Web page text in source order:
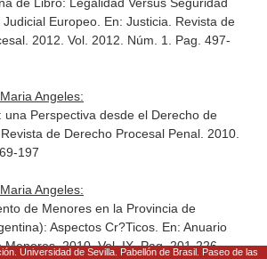
Europeo. En: Justicia. Revista de
. 2012. Vol. 2012. Núm. 1. Pag. 497-
Angeles:
una Perspectiva desde el Derecho de
de Derecho Procesal Penal. 2010.
197
Angeles:
de Menores en la Provincia de
Aspectos Cr?Ticos. En: Anuario
Menores. 2010. Vol. IX. Pag. 201-226
Universidad de Sevilla. Pabellón de Brasil. Paseo de las